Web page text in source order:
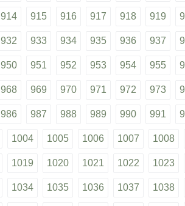
914 915 916 917 918 919
932 933 934 935 936 937
950 951 952 953 954 955
968 969 970 971 972 973
986 987 988 989 990 991
1004 1005 1006 1007 1008
1019 1020 1021 1022 1023
1034 1035 1036 1037 1038